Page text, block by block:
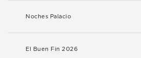
Noches Palacio
El Buen Fin 2026